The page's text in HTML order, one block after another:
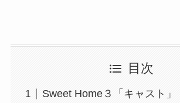
目次
Sweet Home３「キャスト」